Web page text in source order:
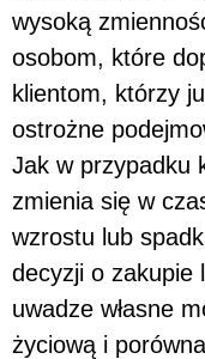
wysoką
osobom, które
klientom, którzy
ostrożne
Jak w przypadku
zmienia się w
wzrostu lub
decyzji o zakupie
uwadze własne
życiową i